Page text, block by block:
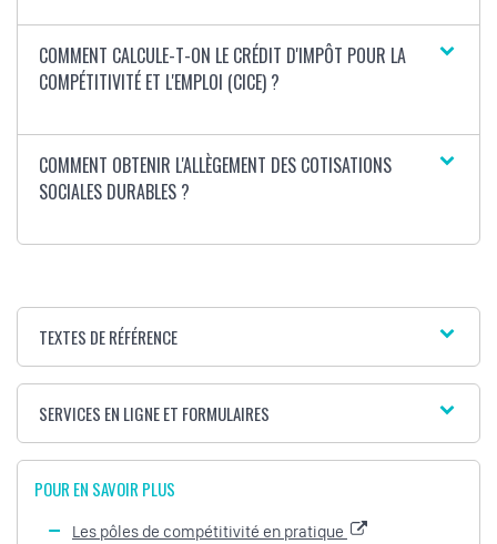
COMMENT CALCULE-T-ON LE CRÉDIT D'IMPÔT POUR LA
COMPÉTITIVITÉ ET L'EMPLOI (CICE) ?
COMMENT OBTENIR L'ALLÈGEMENT DES COTISATIONS
SOCIALES DURABLES ?
TEXTES DE RÉFÉRENCE
SERVICES EN LIGNE ET FORMULAIRES
POUR EN SAVOIR PLUS
Les pôles de compétitivité en pratique